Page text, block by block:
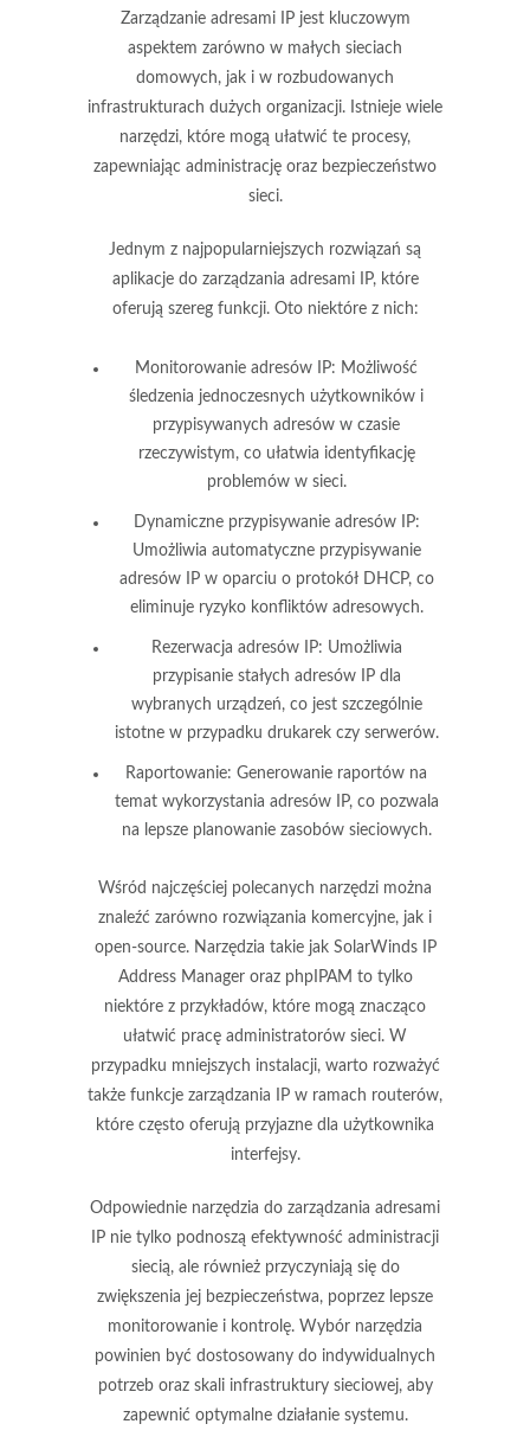
Zarządzanie adresami IP jest kluczowym
aspektem zarówno w małych sieciach
domowych, jak i w rozbudowanych
infrastrukturach dużych organizacji. Istnieje wiele
narzędzi, które mogą ułatwić te procesy,
zapewniając administrację oraz bezpieczeństwo
sieci.
Jednym z najpopularniejszych rozwiązań są
aplikacje do zarządzania adresami IP, które
oferują szereg funkcji. Oto niektóre z nich:
Monitorowanie adresów IP: Możliwość
śledzenia jednoczesnych użytkowników i
przypisywanych adresów w czasie
rzeczywistym, co ułatwia identyfikację
problemów w sieci.
Dynamiczne przypisywanie adresów IP:
Umożliwia automatyczne przypisywanie
adresów IP w oparciu o protokół DHCP, co
eliminuje ryzyko konfliktów adresowych.
Rezerwacja adresów IP: Umożliwia
przypisanie stałych adresów IP dla
wybranych urządzeń, co jest szczególnie
istotne w przypadku drukarek czy serwerów.
Raportowanie: Generowanie raportów na
temat wykorzystania adresów IP, co pozwala
na lepsze planowanie zasobów sieciowych.
Wśród najczęściej polecanych narzędzi można
znaleźć zarówno rozwiązania komercyjne, jak i
open-source. Narzędzia takie jak SolarWinds IP
Address Manageroraz phpIPAM to tylko
niektóre z przykładów, które mogą znacząco
ułatwić pracę administratorów sieci. W
przypadku mniejszych instalacji, warto rozważyć
także funkcje zarządzania IP w ramach routerów,
które często oferują przyjazne dla użytkownika
interfejsy.
Odpowiednie narzędzia do zarządzania adresami
IP nie tylko podnoszą efektywność administracji
siecią, ale również przyczyniają się do
zwiększenia jej bezpieczeństwa, poprzez lepsze
monitorowanie i kontrolę. Wybór narzędzia
powinien być dostosowany do indywidualnych
potrzeb oraz skali infrastruktury sieciowej, aby
zapewnić optymalne działanie systemu.